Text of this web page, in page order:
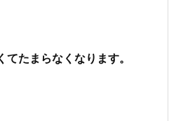
たまらなくなります。